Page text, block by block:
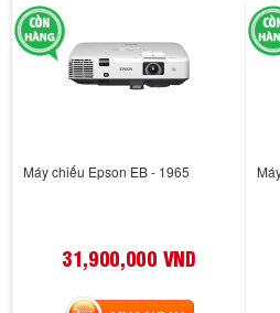
Máy chiếu Epson EB - 1965
31,900,000 VND